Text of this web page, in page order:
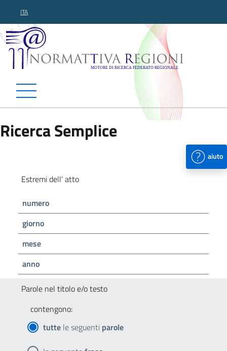
ITA
Normattiva Regioni -
Ricerca Semplice
aiuto
Estremi dell' atto
numero
giorno
mese
anno
Parole nel titolo e/o testo
contengono:
tutte le seguenti parole